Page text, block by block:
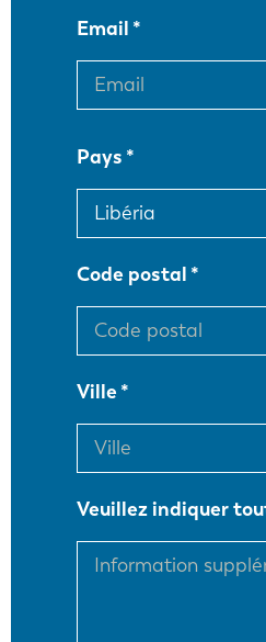
Email
Pays
Code postal
Ville
Veuillez indiquer
EN